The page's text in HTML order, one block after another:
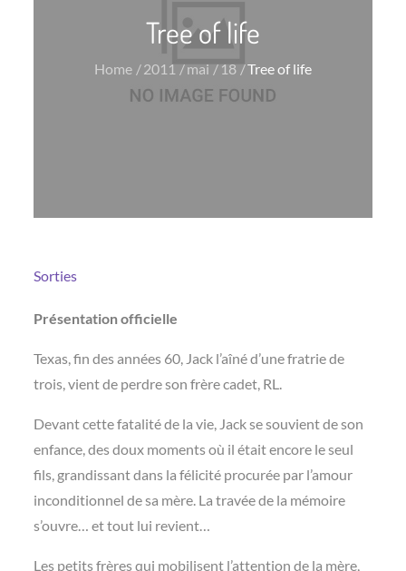
Tree of life
Home 2011 mai 18 Tree of life
Sorties
Présentation officielle
Texas, fin des années 60, Jack l’aîné d’une fratrie de
trois, vient de perdre son frère cadet, RL.
Devant cette fatalité de la vie, Jack se souvient de son
enfance, des doux moments où il était encore le seul
fils, grandissant dans la félicité procurée par l’amour
inconditionnel de sa mère. La travée de la mémoire
s’ouvre… et tout lui revient…
Les petits frères qui mobilisent l’attention de la mère,